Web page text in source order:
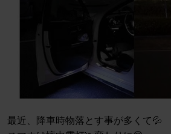
最近、降車時物落とす事が多くて💦